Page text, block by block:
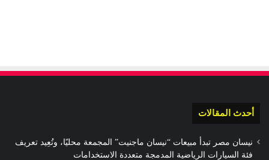
أحدث المقالات
نيسان مصر تبدأ مبيعات “نيسان ماجنيت” المجمعة محليًا، وتُعِيد تعريف
فئة السيارات الرياضية المدمجة متعددة الاستخدامات